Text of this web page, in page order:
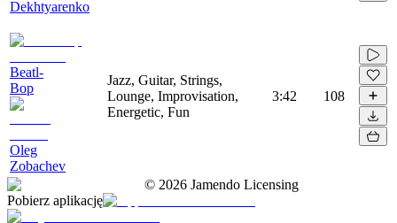
Dekhtyarenko
Beatl-
Bop
Oleg
Zobachev
Jazz, Guitar, Strings,
Lounge, Improvisation,
Energetic, Fun
3:42 108
© 2026 Jamendo Licensing
Pobierz aplikację